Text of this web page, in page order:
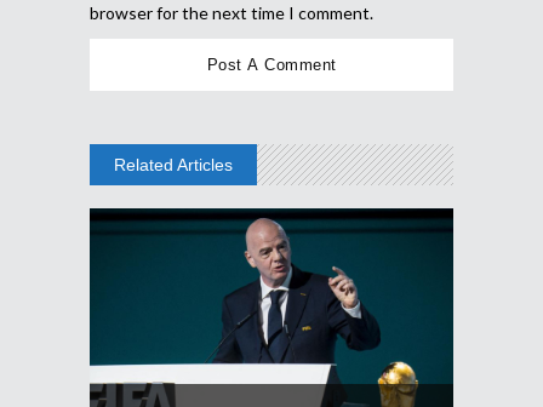
browser for the next time I comment.
Related Articles